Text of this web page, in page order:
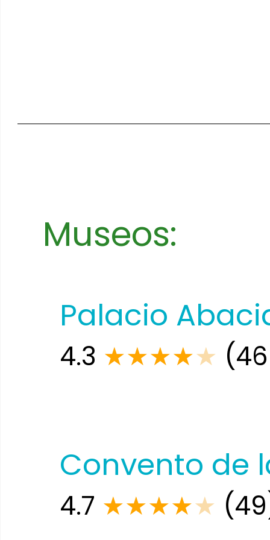
Museos:
Palacio
4.3 ★★★★★
Convento de
4.7 ★★★★★